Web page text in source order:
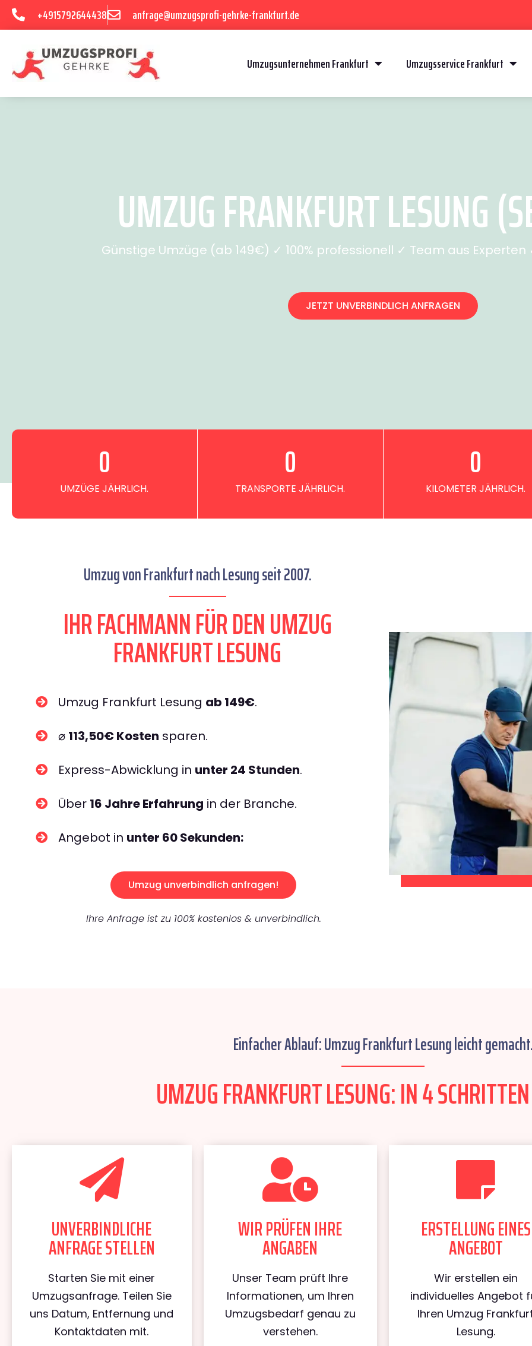
+4915792644438 anfrage@umzugsprofi-gehrke-frankfurt.de
Umzugsunternehmen Frankfurt Umzugsservice Frankfurt
UMZUG FRANKFURT LESUNG
Günstige Umzüge (ab 149€) ✓ 100% professionell ✓ Team aus
JETZT UNVERBINDLICH ANFRAGEN
UMZÜGE JÄHRLICH.
0
TRANSPORTE JÄHRLICH.
0
KILOMETER JÄHRLICH.
0
Umzug von Frankfurt nach Lesung seit 2007.
IHR FACHMANN FÜR DEN UMZUG
FRANKFURT LESUNG
Umzug Frankfurt Lesung ab 149€.
⌀ 113,50€ Kosten sparen.
Express-Abwicklung in unter 24 Stunden.
Über 16 Jahre Erfahrung in der Branche.
Angebot in unter 60 Sekunden:
Umzug unverbindlich anfragen!
Ihre Anfrage ist zu 100% kostenlos & unverbindlich.
Einfacher Ablauf: Umzug Frankfurt Lesung leicht
UMZUG FRANKFURT LESUNG: IN 4
UNVERBINDLICHE
ANFRAGE STELLEN
Starten Sie mit einer
Umzugsanfrage. Teilen Sie
uns Datum, Entfernung und
Kontaktdaten mit.
WIR PRÜFEN IHRE
ANGABEN
Unser Team prüft Ihre
Informationen, um Ihren
Umzugsbedarf genau zu
verstehen.
ERSTELLUNG EINES
ANGEBOT
Wir erstellen ein
individuelles Angebot
Ihren Umzug
Lesung.